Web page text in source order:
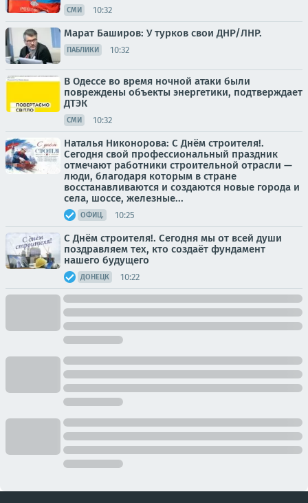
СМИ 10:32
Марат Баширов: У турков свои ДНР/ЛНР.
ПАБЛИКИ 10:32
В Одессе во время ночной атаки были
повреждены объекты энергетики, подтверждает
ДТЭК
СМИ 10:32
Наталья Никонорова: С Днём строителя!.
Сегодня свой профессиональный праздник
отмечают работники строительной отрасли —
люди, благодаря которым в стране
восстанавливаются и создаются новые города и
села, шоссе, железные...
ОФИЦ. 10:25
С Днём строителя!. Сегодня мы от всей души
поздравляем тех, кто создаёт фундамент
нашего будущего
ДОНЕЦК 10:22